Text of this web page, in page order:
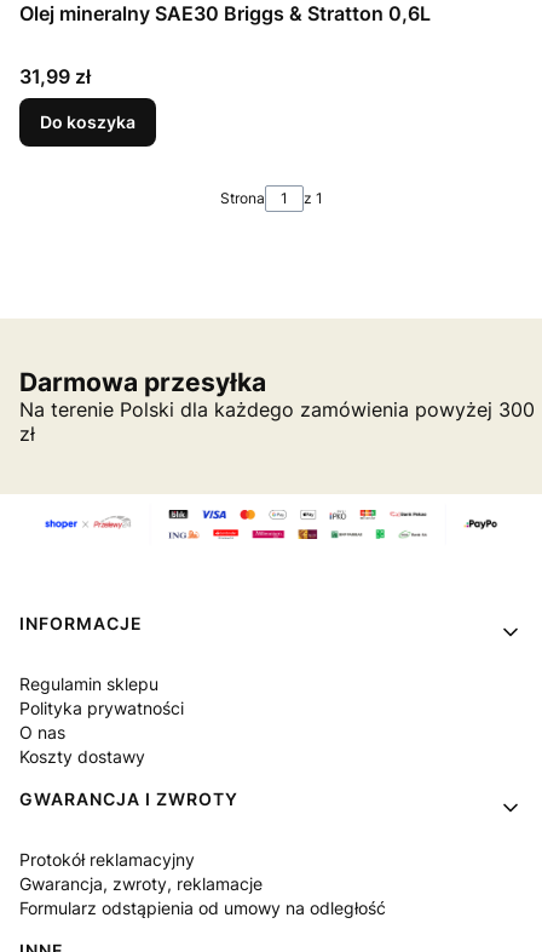
Olej mineralny SAE30 Briggs & Stratton 0,6L
Cena
31,99 zł
Do koszyka
Strona z 1
Darmowa przesyłka
Na terenie Polski dla każdego zamówienia powyżej 300
zł
Linki w stopce
INFORMACJE
Regulamin sklepu
Polityka prywatności
O nas
Koszty dostawy
GWARANCJA I ZWROTY
Protokół reklamacyjny
Gwarancja, zwroty, reklamacje
Formularz odstąpienia od umowy na odległość